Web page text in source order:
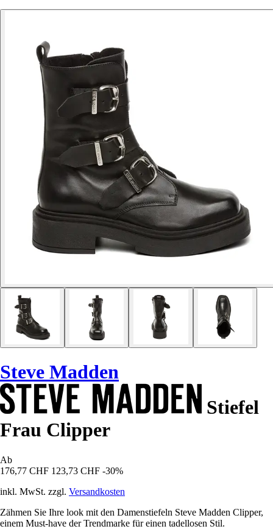
Steve Madden
Stiefel
Frau Clipper
Ab
176,77 CHF 123,73 CHF -30%
inkl. MwSt. zzgl. Versandkosten
Zähmen Sie Ihre look mit den Damenstiefeln Steve Madden Clipper,
einem Must-have der Trendmarke für einen tadellosen Stil.